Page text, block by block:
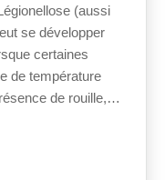
(aussi
se développer
certaines
de température
de rouille,…